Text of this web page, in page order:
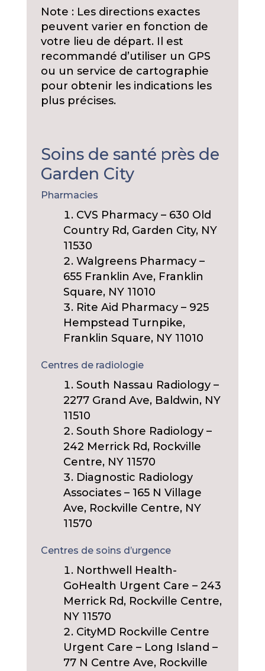
Note : Les directions exactes
peuvent varier en fonction de
votre lieu de départ. Il est
recommandé d’utiliser un GPS
ou un service de cartographie
pour obtenir les indications les
plus précises.
Soins de santé près de
Garden City
Pharmacies
CVS Pharmacy – 630 Old
Country Rd, Garden City, NY
11530
Walgreens Pharmacy –
655 Franklin Ave, Franklin
Square, NY 11010
Rite Aid Pharmacy – 925
Hempstead Turnpike,
Franklin Square, NY 11010
Centres de radiologie
South Nassau Radiology –
2277 Grand Ave, Baldwin, NY
11510
South Shore Radiology –
242 Merrick Rd, Rockville
Centre, NY 11570
Diagnostic Radiology
Associates – 165 N Village
Ave, Rockville Centre, NY
11570
Centres de soins d’urgence
Northwell Health-
GoHealth Urgent Care – 243
Merrick Rd, Rockville Centre,
NY 11570
CityMD Rockville Centre
Urgent Care – Long Island –
77 N Centre Ave, Rockville